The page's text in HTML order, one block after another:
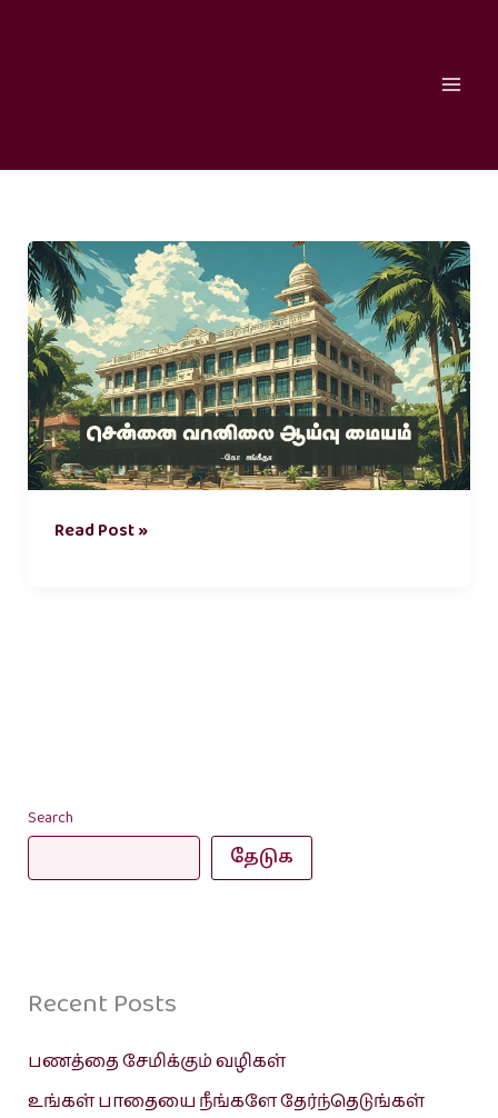
சென்னை
வானிலை
ஆய்வு
மையம்
Read Post »
Search
தேடுக
Recent Posts
பணத்தை சேமிக்கும் வழிகள்
உங்கள் பாதையை நீங்களே தேர்ந்தெடுங்கள்